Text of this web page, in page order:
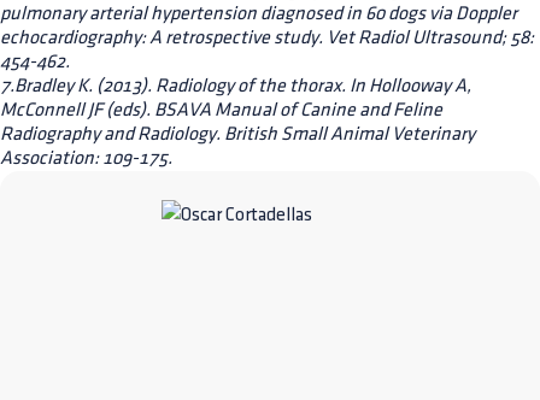
pulmonary arterial hypertension diagnosed in 60 dogs via Doppler
echocardiography: A retrospective study. Vet Radiol Ultrasound; 58:
454-462.
7.Bradley K. (2013). Radiology of the thorax. In Hollooway A,
McConnell JF (eds). BSAVA Manual of Canine and Feline
Radiography and Radiology. British Small Animal Veterinary
Association: 109-175.